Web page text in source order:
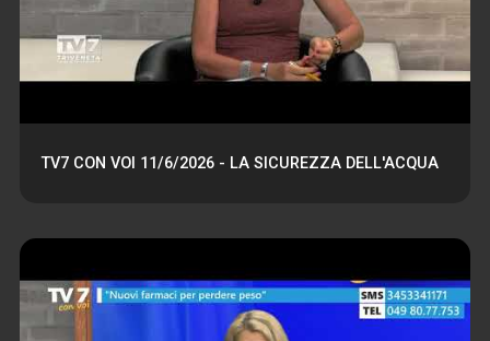
TV7 CON VOI 11/6/2026 - LA SICUREZZA DELL'ACQUA